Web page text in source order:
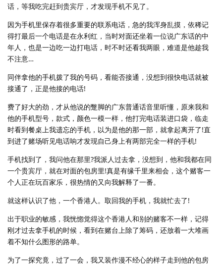
话，等我吃完赶到贵宾厅，才发现手机不见了。
因为手机里保存着很多重要的联系电话，急的我浑身乱摸，依稀记
得打最后一个电话是在永利红，当时对面还坐着一位说广东话的中
年人，也是一边吃一边打电话，时不时还看我两眼，难道是他趁我
不注意…
同伴拿他的手机拨了我的号码，看能否接通，没想到很快电话就被
接通了，正是他接的电话!
费了好大的劲，才从他说的蹩脚的广东普通话音里听懂，原来我和
他的手机型号，款式，颜色一模一样，他打完电话装进口袋，临走
时看到餐桌上我遗忘的手机，以为是他的那一部，就拿起离开了!直
到进了赌场听见电话响才发现自己身上有两部完全一样的手机!
手机找到了，我问他在那里?我派人过去拿，没想到，他和我都在同
一个贵宾厅，就在对面的包房里!真是有缘千里来相会，这个赌客一
个人正在玩百家乐，很热情的又向我解释了一番。
就这样认识了他，一个香港人。取回我的手机，我就忙去了!
出于职业的敏感，我恍惚觉得这个香港人和别的赌客不一样，记得
刚才过去拿手机的时候，看到在赌台上除了筹码，还放着一大堆画
着不知什么图形的路单。
为了一探究竟，过了一会，我又装作漫不经心的样子走到他的包房